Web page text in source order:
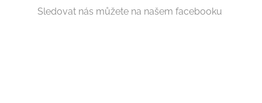
Sledovat nás můžete na našem facebooku